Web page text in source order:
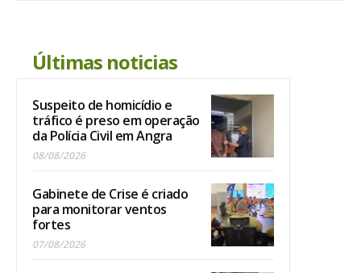
Últimas noticias
Suspeito de homicídio e
tráfico é preso em operação
da Polícia Civil em Angra
08/08/2026
Gabinete de Crise é criado
para monitorar ventos
fortes
07/08/2026